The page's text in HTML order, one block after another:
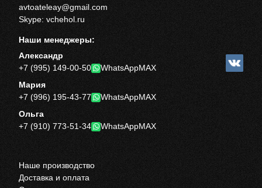
avtoateleay@gmail.com
Skype: vchehol.ru
Наши менеджеры:
Александр
+7 (995) 149-00-50
WhatsAppMAX
Мария
+7 (996) 195-43-77
WhatsAppMAX
Ольга
+7 (910) 773-51-34
WhatsAppMAX
Наше производство
Доставка и оплата